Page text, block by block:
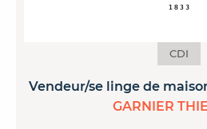
CDI
Vendeur/se linge de
GARNIER